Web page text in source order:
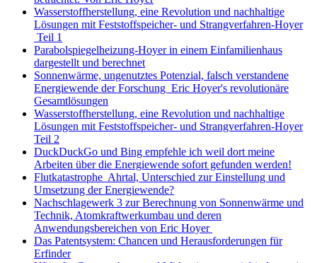
Wasserstoffherstellung, eine Revolution und nachhaltige
Lösungen mit Feststoffspeicher- und Strangverfahren-Hoyer
Teil 1
Parabolspiegelheizung-Hoyer in einem Einfamilienhaus
dargestellt und berechnet
Sonnenwärme, ungenutztes Potenzial, falsch verstandene
Energiewende der Forschung Eric Hoyer's revolutionäre
Gesamtlösungen
Wasserstoffherstellung, eine Revolution und nachhaltige
Lösungen mit Feststoffspeicher- und Strangverfahren-Hoyer
Teil 2
DuckDuckGo und Bing empfehle ich weil dort meine
Arbeiten über die Energiewende sofort gefunden werden!
Flutkatastrophe Ahrtal, Unterschied zur Einstellung und
Umsetzung der Energiewende?
Nachschlagewerk 3 zur Berechnung von Sonnenwärme und
Technik, Atomkraftwerkumbau und deren
Anwendungsbereichen von Eric Hoyer
Das Patentsystem: Chancen und Herausforderungen für
Erfinder